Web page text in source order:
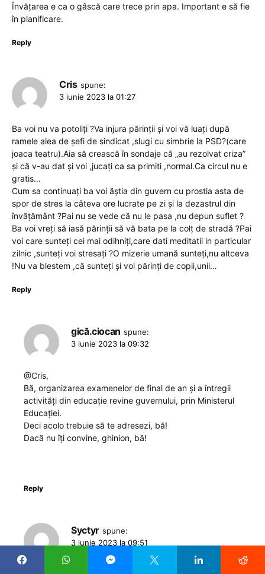
Învățarea e ca o gâscă care trece prin apa. Important e să fie
în planificare.
Reply
Cris spune:
3 iunie 2023 la 01:27
Ba voi nu va potoliți ?Va injura părinții și voi vă luați după
ramele alea de șefi de sindicat ,slugi cu simbrie la PSD?(care
joaca teatru).Aia să crească în sondaje că „au rezolvat criza”
și că v-au dat și voi ,jucați ca sa primiti ,normal.Ca circul nu e
gratis…
Cum sa continuați ba voi ăștia din guvern cu prostia asta de
spor de stres la câteva ore lucrate pe zi și la dezastrul din
învățământ ?Pai nu se vede că nu le pasa ,nu depun suflet ?
Ba voi vreți să iasă părinții să vă bata pe la colț de stradă ?Pai
voi care sunteți cei mai odihniți,care dati meditatii in particular
zilnic ,sunteți voi stresați ?O mizerie umană sunteți,nu altceva
!Nu va blestem ,că sunteți și voi părinți de copii,unii…
Reply
gică.ciocan spune:
3 iunie 2023 la 09:32
@Cris,
Bă, organizarea examenelor de final de an și a întregii
activități din educație revine guvernului, prin Ministerul
Educației.
Deci acolo trebuie să te adresezi, bă!
Dacă nu îți convine, ghinion, bă!
Reply
Syctyr spune:
3 iunie 2023 la 09:51